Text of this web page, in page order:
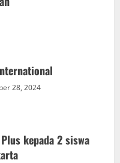
28, 2024
kepada 2 siswa